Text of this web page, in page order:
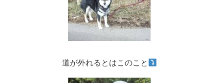
道が外れるとはこのこと